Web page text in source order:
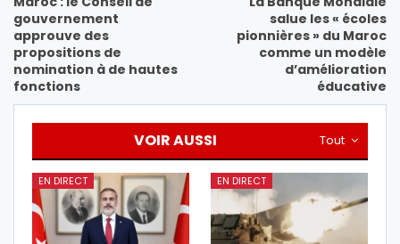
gouvernement
approuve des
propositions de
nomination à de hautes
fonctions
salue les « écoles
pionnières » du Maroc
comme un modèle
d’amélioration
éducative
Tout
VOIR AUSSI
EN DIRECT EN DIRECT